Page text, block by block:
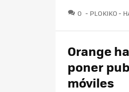
0
PLOKIKO
Orange
poner
móviles